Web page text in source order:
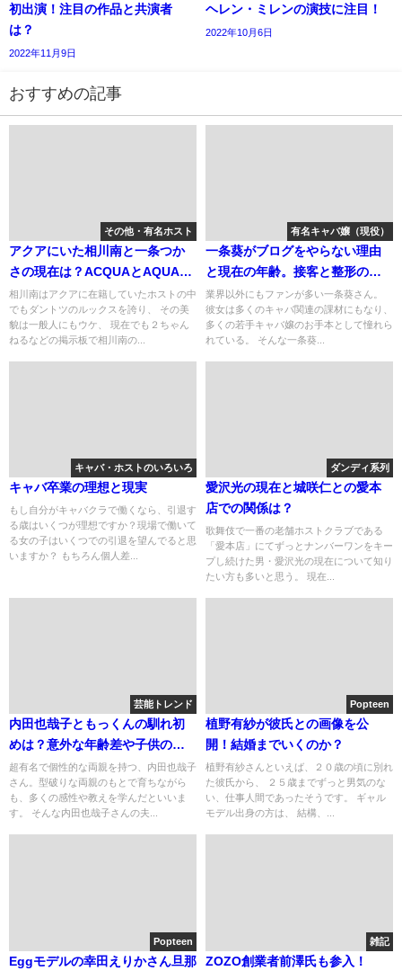
初出演！注目の作品と共演者
は？
2022年11月9日
ヘレン・ミレンの演技に注目！
2022年10月6日
おすすめの記事
その他・有名ホスト
アクアにいた相川南と一条つか
さの現在は？ACQUAとAQUAの
綴りの勘違いの多さ（笑）
相川南はアクアに在籍していたホストの中
でもダントツのルックスを誇り、 その美
貌は一般人にもウケ、 現在でも２ちゃん
ねるなどの掲示板で相川南の...
有名キャバ嬢（現役）
一条葵がブログをやらない理由
と現在の年齢。接客と整形の噂
は絶対に嘘です！
業界以外にもファンが多い一条葵さん。
彼女は多くのキャバ関連の課材にもなり、
多くの若手キャバ嬢のお手本として憧れら
れている。 そんな一条葵...
キャバ・ホストのいろいろ
キャバ卒業の理想と現実
もし自分がキャバクラで働くなら、引退す
る歳はいくつが理想ですか？現場で働いて
る女の子はいくつでの引退を望んでると思
いますか？ もちろん個人差...
ダンディ系列
愛沢光の現在と城咲仁との愛本
店での関係は？
歌舞伎で一番の老舗ホストクラブである
「愛本店」にてずっとナンバーワンをキー
プし続けた男・愛沢光の現在について知り
たい方も多いと思う。 現在...
芸能トレンド
内田也哉子ともっくんの馴れ初
めは？意外な年齢差や子供の人
数を調査
超有名で個性的な両親を持つ、内田也哉子
さん。型破りな両親のもとで育ちながら
も、多くの感性や教えを学んだといいま
す。 そんな内田也哉子さんの夫...
Popteen
植野有紗が彼氏との画像を公
開！結婚までいくのか？
植野有紗さんといえば、２０歳の頃に別れ
た彼氏から、 ２５歳までずっと男気のな
い、仕事人間であったそうです。 ギャル
モデル出身の方は、 結構、...
Popteen
Eggモデルの幸田えりかさん旦那
雑記
ZOZO創業者前澤氏も参入！